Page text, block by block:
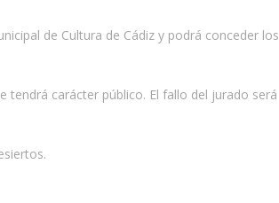
de Cultura de Cádiz y podrá conceder los
tendrá carácter público. El fallo del jurado será